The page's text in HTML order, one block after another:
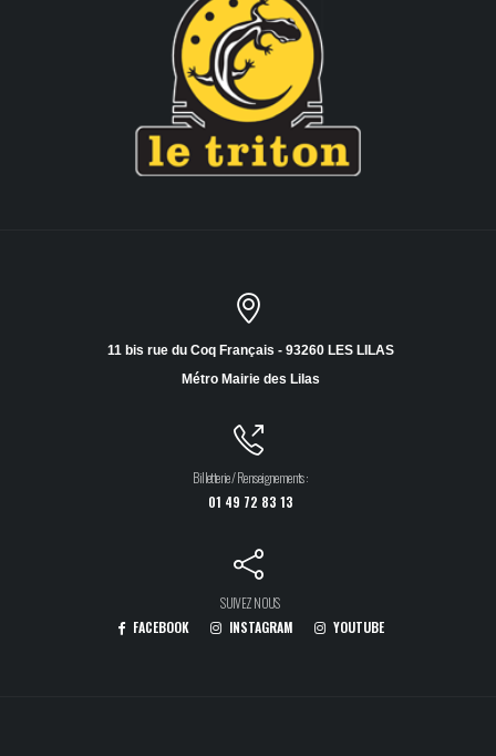
11 bis rue du Coq Français - 93260 LES LILAS
Métro Mairie des Lilas
Billetterie / Renseignements :
01 49 72 83 13
SUIVEZ NOUS
FACEBOOK
INSTAGRAM YOUTUBE